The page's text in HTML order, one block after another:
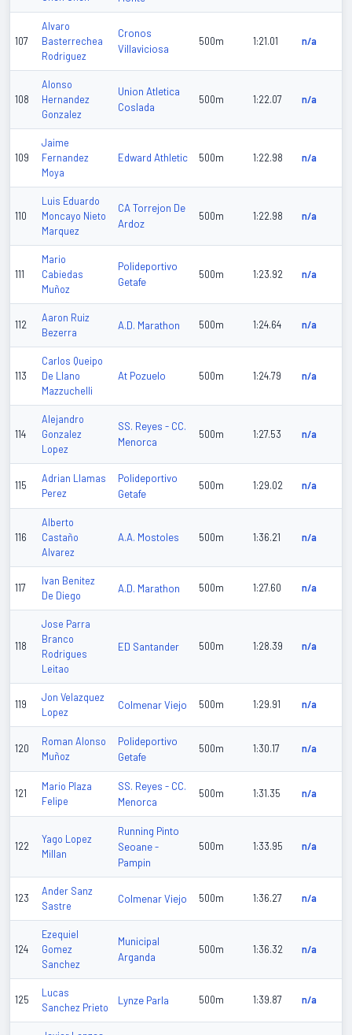
107
Alvaro
Basterrechea
Rodriguez
Cronos
Villaviciosa
500m 1:21.01 n/a
108
Alonso
Hernandez
Gonzalez
Union Atletica
Coslada
500m 1:22.07 n/a
109
Jaime
Fernandez
Moya
Edward Athletic 500m 1:22.98 n/a
110
Luis Eduardo
Moncayo Nieto
Marquez
CA Torrejon De
Ardoz
500m 1:22.98 n/a
111
Mario
Cabiedas
Muñoz
Polideportivo
Getafe
500m 1:23.92 n/a
112
Aaron Ruiz
Bezerra
A.D. Marathon 500m 1:24.64 n/a
113
Carlos Queipo
De Llano
Mazzuchelli
At Pozuelo 500m 1:24.79 n/a
114
Alejandro
Gonzalez
Lopez
SS. Reyes - CC.
Menorca
500m 1:27.53 n/a
115
Adrian Llamas
Perez
Polideportivo
Getafe
500m 1:29.02 n/a
116
Alberto
Castaño
Alvarez
A.A. Mostoles 500m 1:36.21 n/a
117
Ivan Benitez
De Diego
A.D. Marathon 500m 1:27.60 n/a
118
Jose Parra
Branco
Rodrigues
Leitao
ED Santander 500m 1:28.39 n/a
119
Jon Velazquez
Lopez
Colmenar Viejo 500m 1:29.91 n/a
120
Roman Alonso
Muñoz
Polideportivo
Getafe
500m 1:30.17 n/a
121
Mario Plaza
Felipe
SS. Reyes - CC.
Menorca
500m 1:31.35 n/a
122
Yago Lopez
Millan
Running Pinto
Seoane -
Pampin
500m 1:33.95 n/a
123
Ander Sanz
Sastre
Colmenar Viejo 500m 1:36.27 n/a
124
Ezequiel
Gomez
Sanchez
Municipal
Arganda
500m 1:36.32 n/a
125
Lucas
Sanchez Prieto
Lynze Parla 500m 1:39.87 n/a